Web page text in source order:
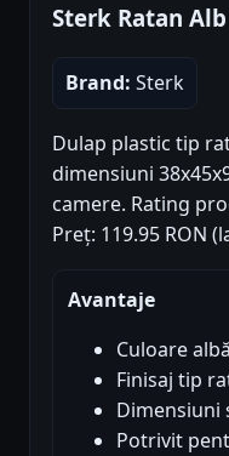
Sterk Ratan
Brand: Sterk
Dulap plastic tip
dimensiuni
camere. Rating
Preț: 119.95 RON
Avantaje
Culoare
Finisaj tip
Dimensiuni
Potrivit